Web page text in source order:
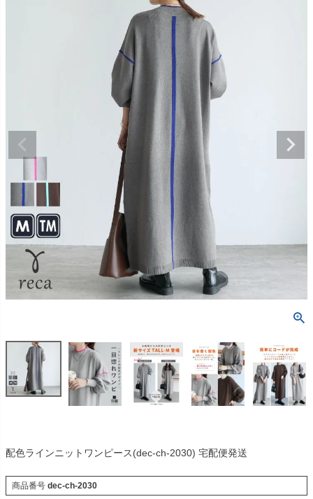
配色ラインニットワンピース(dec-ch-2030) 宅配便発送
商品番号 dec-ch-2030